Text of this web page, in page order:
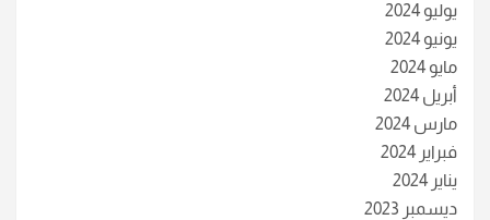
يوليو 2024
يونيو 2024
مايو 2024
أبريل 2024
مارس 2024
فبراير 2024
يناير 2024
ديسمبر 2023